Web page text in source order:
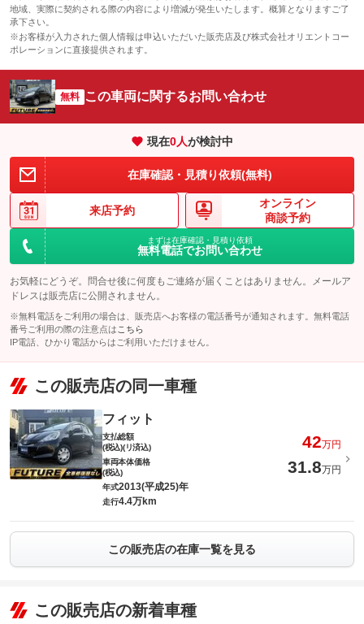
地域、実際に契約される際の内容により増減が発生いたします。概算となりますご了
承下さい。
※お客様が入力された個人情報は申込いただいた販売店及び株式会社オリエントコー
ポレーションに直接提供されます。
無料 この車両に関するお問い合わせ
現在0人が検討中
在庫確認・見積り依頼(無料)
来店予約
オンライン
商談予約
まずは在庫確認・見積り依頼
無料電話でお問い合わせ
お気軽にどうぞ。問合せ後に何度もご連絡が届くことはありません。メールア
ドレスは販売店に公開されません。
※無料電話をご利用の場合は、販売店へお客様の電話番号が通知されます。無料電話
番号ご利用の際の注意点は こちら
IP電話、ひかり電話からはご利用いただけません。
この販売店の同一車種
フィット
支払総額
(税込)(リ済込)
42万円
車両本体価格
(税込)
31.8万円
年式2013(平成25)年
走行4.4万km
この販売店の在庫一覧を見る
この販売店の新着車種